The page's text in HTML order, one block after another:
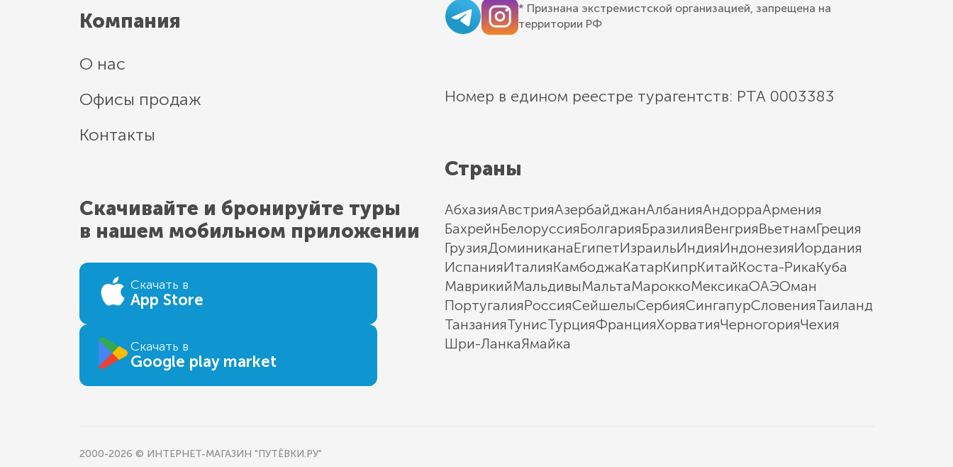
Компания
О нас
Офисы продаж
Контакты
Скачивайте и бронируйте туры
в нашем мобильном приложении
Скачать в
App Store
Скачать в
Google play market
* Признана экстремистской организацией, запрещена на
территории РФ
Номер в едином реестре турагентств: РТА 0003383
Страны
АбхазияАвстрияАзербайджанАлбанияАндорраАрмения
БахрейнБелоруссияБолгарияБразилияВенгрияВьетнамГреция
ГрузияДоминиканаЕгипетИзраильИндияИндонезияИордания
ИспанияИталияКамбоджаКатарКипрКитайКоста-РикаКуба
МаврикийМальдивыМальтаМароккоМексикаОАЭОман
ПортугалияРоссияСейшелыСербияСингапурСловенияТаиланд
ТанзанияТунисТурцияФранцияХорватияЧерногорияЧехия
Шри-ЛанкаЯмайка
2000-2026 © ИНТЕРНЕТ-МАГАЗИН "ПУТЁВКИ.РУ"